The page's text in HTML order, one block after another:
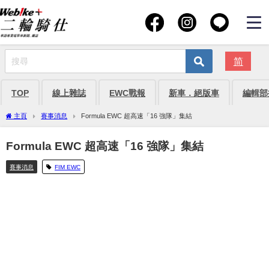
简
TOP 線上雜誌 EWC戰報 新車．絕版車 編輯
主頁 賽事消息 Formula EWC 超高速「16 強隊」集結
Formula EWC 超高速「16 強隊」集結
賽事消息 FIM EWC